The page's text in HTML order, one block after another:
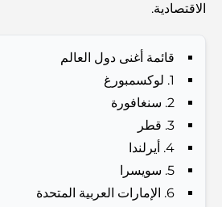
Bay, Dubai: Your Ultimate
Guide
المدارس القريبة من نخلة جميرا:
- Green Living, Scenic Routes
الاقتصادية.
قائمة أغنى دول العالم
1. لوكسمبورغ
2. سنغافورة
3. قطر
4. أيرلندا
5. سويسرا
6. الإمارات العربية المتحدة